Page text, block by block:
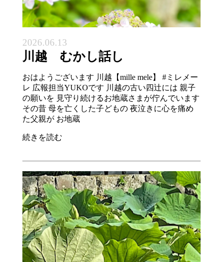
2026.06.13
川越 むかし話し
おはようございます 川越【mille mele】 #ミレメー
レ 広報担当YUKOです 川越の古い四辻には 親子
の願いを 見守り続けるお地蔵さまが佇んでいます
その昔 母を亡くした子どもの 夜泣きに心を痛め
た父親が お地蔵
続きを読む